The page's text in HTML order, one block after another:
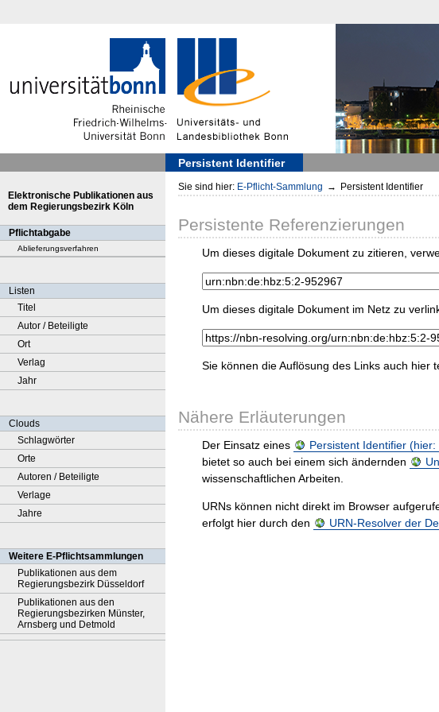
Persistent Identifier
Elektronische Publikationen aus
dem Regierungsbezirk Köln
Pflichtabgabe
Ablieferungsverfahren
Listen
Titel
Autor / Beteiligte
Ort
Verlag
Jahr
Clouds
Schlagwörter
Orte
Autoren / Beteiligte
Verlage
Jahre
Weitere E-Pflichtsammlungen
Publikationen aus dem
Regierungsbezirk Düsseldorf
Publikationen aus den
Regierungsbezirken Münster,
Arnsberg und Detmold
Sie sind hier: E-Pflicht-Sammlung → Persistent Identifier
Persistente Referenzierungen
Um dieses digitale Dokument zu zitieren,
Um dieses digitale Dokument im Netz zu
Sie können die Auflösung des Links auch hier
Nähere Erläuterungen
Der Einsatz eines Persistent Identifier (hier:
bietet so auch bei einem sich ändernden
wissenschaftlichen Arbeiten.
URNs können nicht direkt im Browser
erfolgt hier durch den
URN-Resolver der